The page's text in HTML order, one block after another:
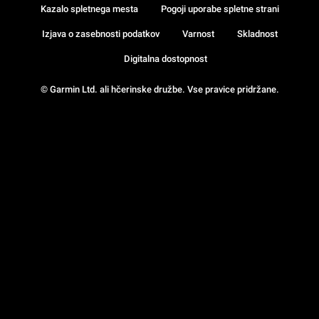
© Garmin Ltd. ali hčerinske družbe. Vse pravice pridržane.
Kazalo spletnega mesta Pogoji uporabe spletne strani
Izjava o zasebnosti podatkov Varnost Skladnost
Digitalna dostopnost